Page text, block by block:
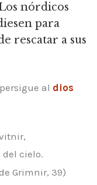
nórdicos
para
rescatar a sus
al dios
cielo.
Grimnir, 39)